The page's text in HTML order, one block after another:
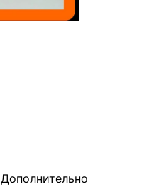
Дополнительно